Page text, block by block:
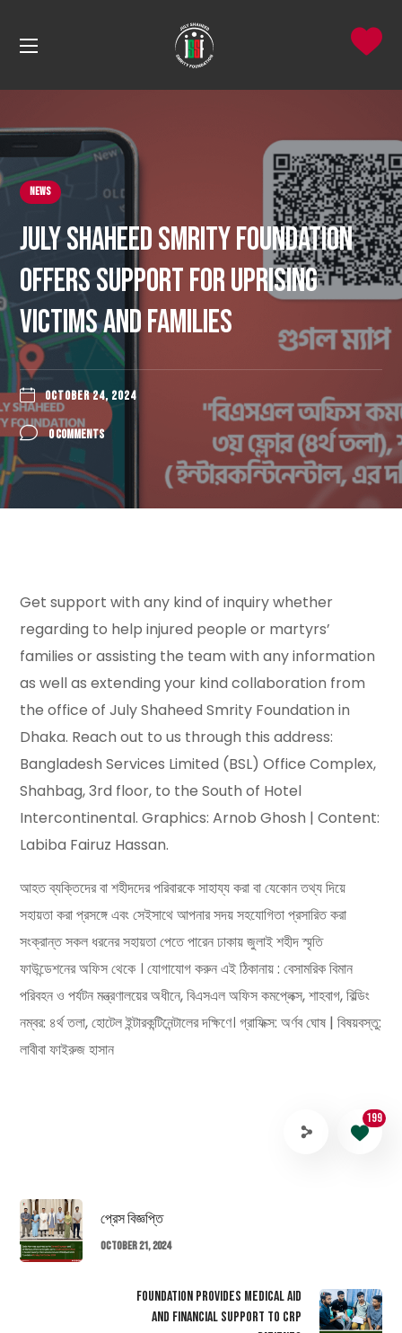
News
July Shaheed Smrity Foundation
Offers Support for Uprising
Victims and Families
OCTOBER 24, 2024
0 COMMENTS
Get support with any kind of inquiry whether
regarding to help injured people or martyrs’
families or assisting the team with any information
as well as extending your kind collaboration from
the office of July Shaheed Smrity Foundation in
Dhaka. Reach out to us through this address:
Bangladesh Services Limited (BSL) Office Complex,
Shahbag, 3rd floor, to the South of Hotel
Intercontinental. Graphics: Arnob Ghosh | Content:
Labiba Fairuz Hassan.
আহত ব্যক্তিদের বা শহীদদের পরিবারকে সাহায্য করা বা যেকোন তথ্য দিয়ে
সহায়তা করা প্রসঙ্গে এবং সেইসাথে আপনার সদয় সহযোগিতা প্রসারিত করা
সংক্রান্ত সকল ধরনের সহায়তা পেতে পারেন ঢাকায় জুলাই শহীদ স্মৃতি
ফাউন্ডেশনের অফিস থেকে । যোগাযোগ করুন এই ঠিকানায় : বেসামরিক বিমান
পরিবহন ও পর্যটন মন্ত্রণালয়ের অধীনে, বিএসএল অফিস কমপ্লেক্স, শাহবাগ, বিল্ডিং
নম্বর: ৪র্থ তলা, হোটেল ইন্টারকন্টিনেন্টালের দক্ষিণে। গ্রাফিক্স: অর্ণব ঘোষ | বিষয়বস্তু:
লাবীবা ফাইরুজ হাসান
199
প্রেস বিজ্ঞপ্তি
October 21, 2024
Foundation Provides Medical Aid
and Financial Support to CRP